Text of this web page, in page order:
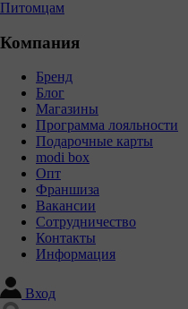
Питомцам
Компания
Бренд
Блог
Магазины
Программа лояльности
Подарочные карты
modi box
Опт
Франшиза
Вакансии
Сотрудничество
Контакты
Информация
Вход